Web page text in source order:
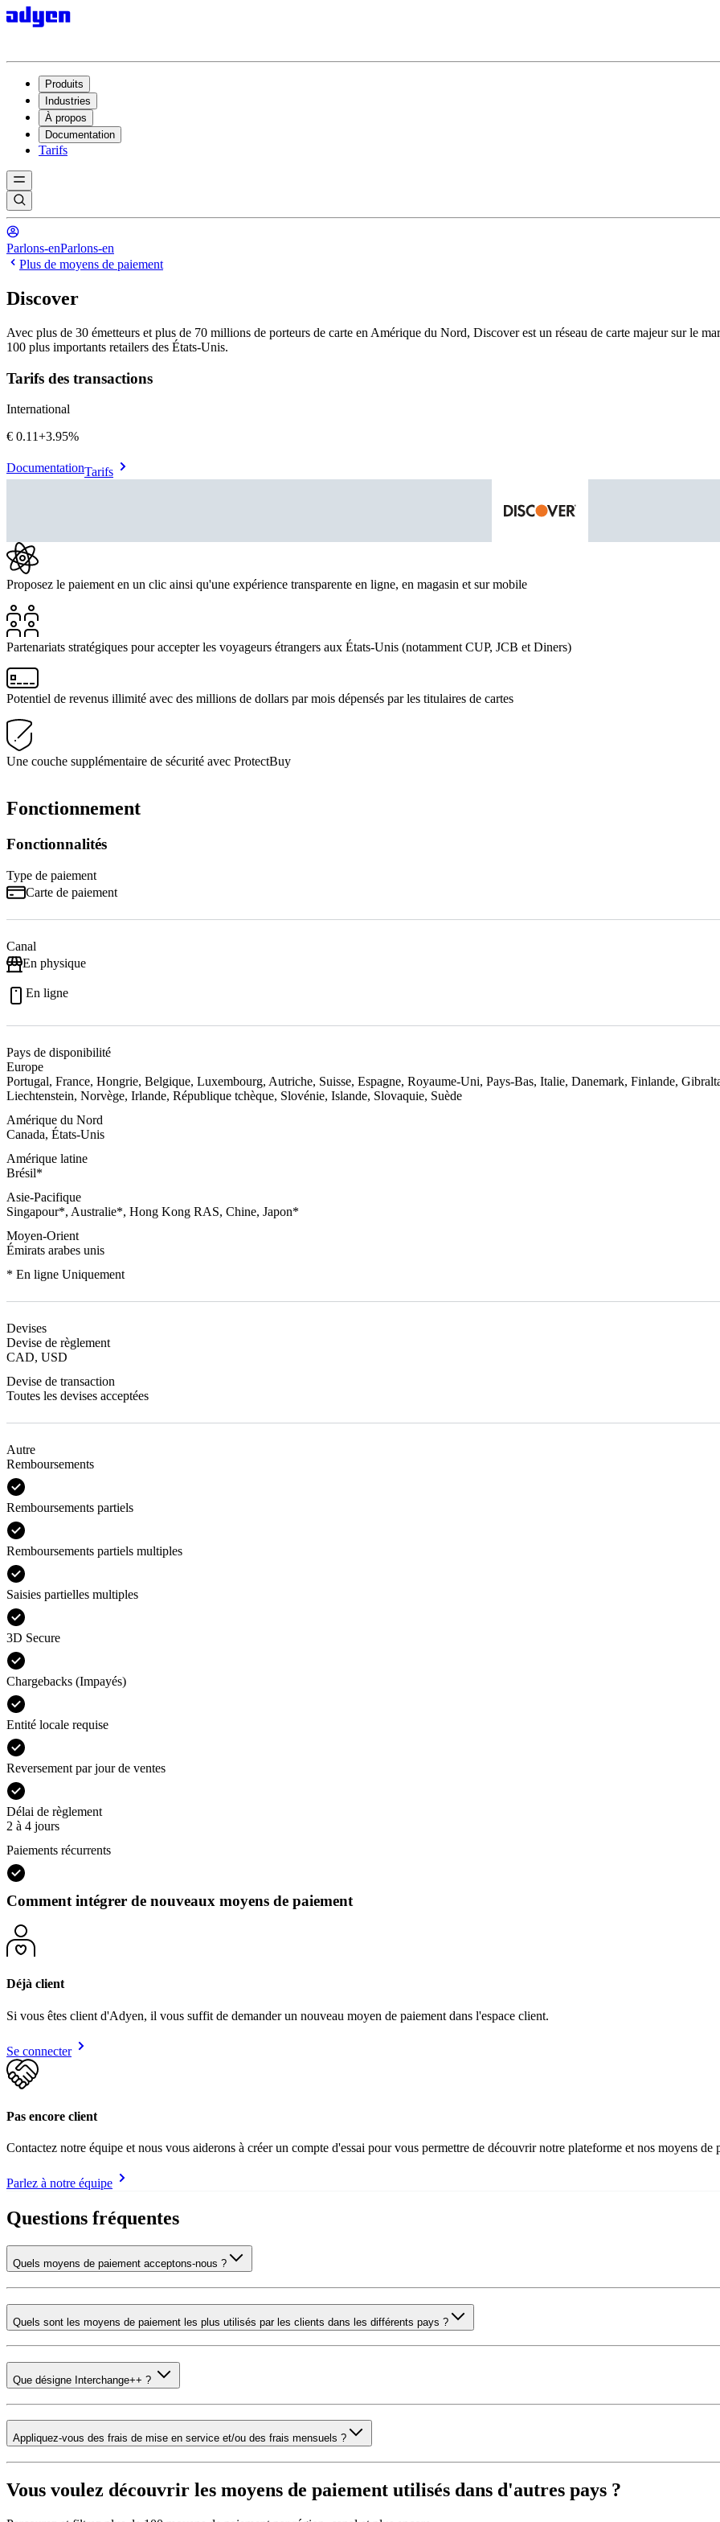
Produits
Industries
À propos
Documentation
Tarifs
Parlons-enParlons-en
Plus de moyens de paiement
Discover
Avec plus de 30 émetteurs et plus de 70 millions de porteurs de carte en Amérique du Nord, Discover est un réseau de carte majeur sur le
100 plus importants retailers des États-Unis.
Tarifs des transactions
International
€0.11+3.95%
DocumentationTarifs
Proposez le paiement en un clic ainsi qu'une expérience transparente en ligne, en magasin et sur mobile
Partenariats stratégiques pour accepter les voyageurs étrangers aux États-Unis (notamment CUP, JCB et Diners)
Potentiel de revenus illimité avec des millions de dollars par mois dépensés par les titulaires de cartes
Une couche supplémentaire de sécurité avec ProtectBuy
Fonctionnement
Fonctionnalités
Type de paiement
Carte de paiement
Canal
En physique
En ligne
Pays de disponibilité
Europe
Portugal, France, Hongrie, Belgique, Luxembourg, Autriche, Suisse, Espagne, Royaume-Uni, Pays-Bas, Italie, Danemark, Finlande,
Liechtenstein, Norvège, Irlande, République tchèque, Slovénie, Islande, Slovaquie, Suède
Amérique du Nord
Canada, États-Unis
Amérique latine
Brésil*
Asie-Pacifique
Singapour*, Australie*, Hong Kong RAS, Chine, Japon*
Moyen-Orient
Émirats arabes unis
* En ligne Uniquement
Devises
Devise de règlement
CAD, USD
Devise de transaction
Toutes les devises acceptées
Autre
Remboursements
Remboursements partiels
Remboursements partiels multiples
Saisies partielles multiples
3D Secure
Chargebacks (Impayés)
Entité locale requise
Reversement par jour de ventes
Délai de règlement
2 à 4 jours
Paiements récurrents
Comment intégrer de nouveaux moyens de paiement
Déjà client
Si vous êtes client d'Adyen, il vous suffit de demander un nouveau moyen de paiement dans l'espace client.
Se connecter
Pas encore client
Contactez notre équipe et nous vous aiderons à créer un compte d'essai pour vous permettre de découvrir notre plateforme et nos moyens de
Parlez à notre équipe
Questions fréquentes
Quels moyens de paiement acceptons-nous ?
Quels sont les moyens de paiement les plus utilisés par les clients dans les différents pays ?
Que désigne Interchange++ ?
Appliquez-vous des frais de mise en service et/ou des frais mensuels ?
Vous voulez découvrir les moyens de paiement utilisés dans d'autres pays ?